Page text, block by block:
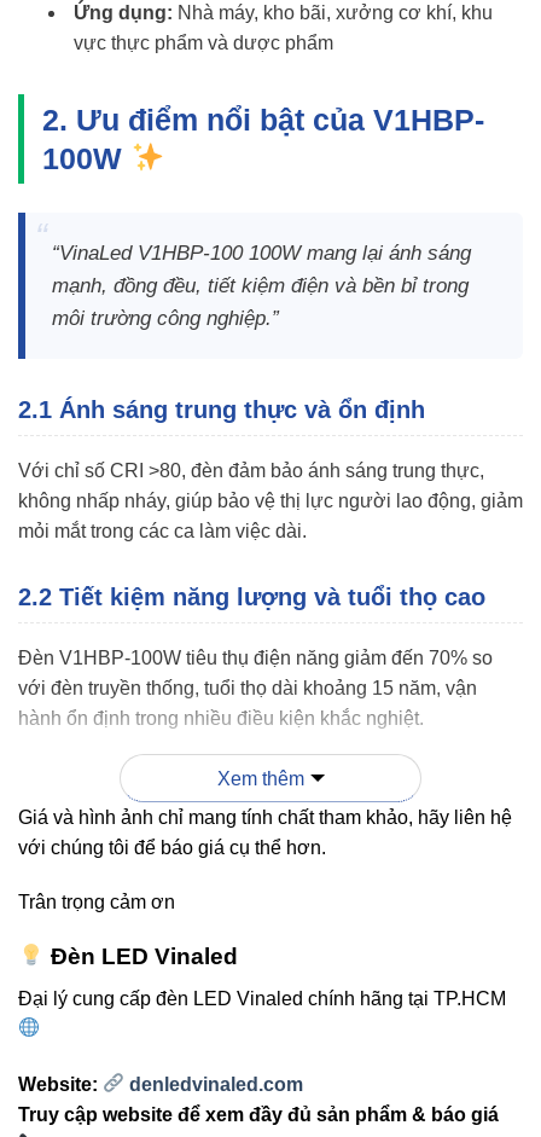
Ứng dụng: Nhà máy, kho bãi, xưởng cơ khí, khu
vực thực phẩm và dược phẩm
2. Ưu điểm nổi bật của V1HBP-
100W
“VinaLed V1HBP-100 100W mang lại ánh sáng
mạnh, đồng đều, tiết kiệm điện và bền bỉ trong
môi trường công nghiệp.”
2.1 Ánh sáng trung thực và ổn định
Với chỉ số CRI >80, đèn đảm bảo ánh sáng trung thực,
không nhấp nháy, giúp bảo vệ thị lực người lao động, giảm
mỏi mắt trong các ca làm việc dài.
2.2 Tiết kiệm năng lượng và tuổi thọ cao
Đèn V1HBP-100W tiêu thụ điện năng giảm đến 70% so
với đèn truyền thống, tuổi thọ dài khoảng 15 năm, vận
hành ổn định trong nhiều điều kiện khắc nghiệt.
2.3 Thiết kế chắc chắn, dễ lắp đặt
Với vỏ đèn chắc chắn, IP40, chịu va đập nhẹ, cùng kiểu
gian nhà xưởng, kho bãi, xưởng sản xuất.
dòng VinaLed khác
Xem thêm
Giá và hình ảnh chỉ mang tính chất tham khảo, hãy liên hệ
với chúng tôi để báo giá cụ thể hơn.
Trân trọng cảm ơn
Đèn LED Vinaled
Đại lý cung cấp đèn LED Vinaled chính hãng tại TP.HCM
Website:
denledvinaled.com
Truy cập website để xem đầy đủ sản phẩm & báo giá